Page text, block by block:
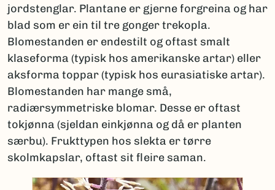
jordstenglar. Plantane er gjerne forgreina og har
blad som er ein til tre gonger trekopla.
Blomestanden er endestilt og oftast smalt
klaseforma (typisk hos amerikanske artar) eller
aksforma toppar (typisk hos eurasiatiske artar).
Blomestanden har mange små,
radiærsymmetriske blomar. Desse er oftast
tokjønna (sjeldan einkjønna og då er planten
særbu). Frukttypen hos slekta er tørre
skolmkapslar, oftast sit fleire saman.